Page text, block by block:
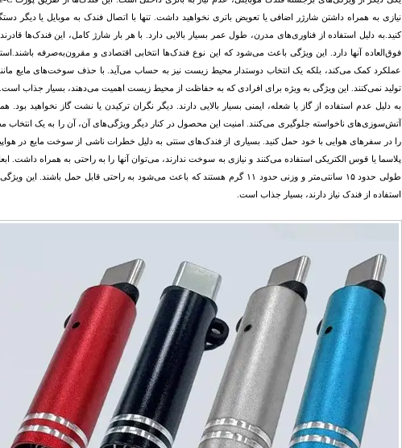
نیازی به همراه داشتن شارژر اضافی یا تعویض باتری نخواهید داشت. تنها با اتصال فندک به موبایل یا دیگر
عملکرد کمک می‌کند، بلکه یک انتخاب دوستدار محیط زیست نیز به حساب می‌آید. با حذف سوخت‌های مایع
تولید نمی‌کنند. این ویژگی به ویژه برای افرادی که به حفاظت از محیط زیست اهمیت می‌دهند، بسیار جذاب است.
به دلیل عدم استفاده از گاز یا شعله، ایمنی بسیار بالایی دارند. دیگر نگران ترکیدن یا نشت گاز نخواهید
آتش‌سوزی‌های ناخواسته جلوگیری می‌کنند. امنیت این محصول در کنار دیگر ویژگی‌های آن، آن را به یک انتخاب
را در سفرهای هوایی با خود حمل کنید. بسیاری از فندک‌های سنتی به دلیل خطرات ناشی از سوخت مایع در هواپیما
پلاسما یا قوس الکتریکی استفاده می‌کنند و نیازی به سوخت ندارند، می‌توان آنها را به راحتی به همراه
طولی حدود ۱۵ سانتی‌متر و وزنی حدود ۱۱ گرم هستند که باعث می‌شود به راحتی قابل
استفاده از فندک نیاز دارند، بسیار جذاب است.